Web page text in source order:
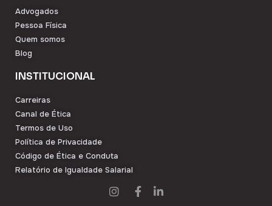
Advogados
Pessoa Física
Quem somos
Blog
INSTITUCIONAL
Carreiras
Canal de Ética
Termos de Uso
Política de Privacidade
Código de Ética e Conduta
Relatório de Igualdade Salarial